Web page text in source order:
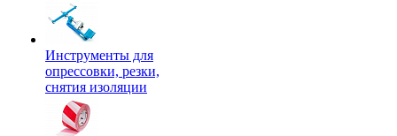
Инструменты для
опрессовки, резки,
снятия изоляции